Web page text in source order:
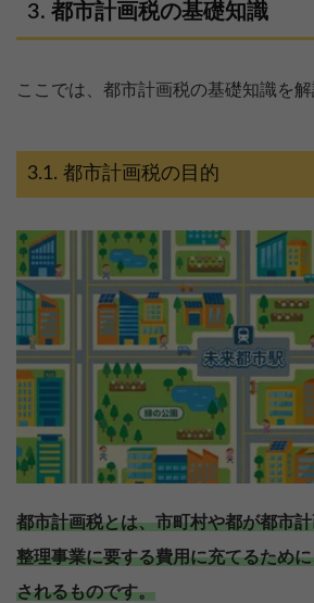
都市計画税の基礎知識
ここでは、都市計画税の基礎知識を解
都市計画税の目的
都市計画税とは、市町村や都が都市
整理事業に要する費用に充てるため
されるものです。